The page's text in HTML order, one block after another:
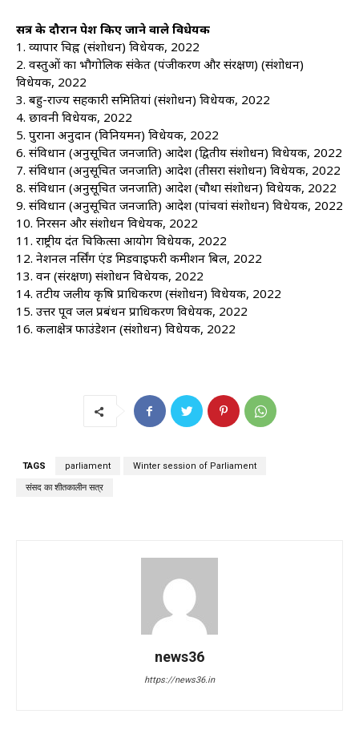
सत्र के दौरान पेश किए जाने वाले विधेयक
1. व्यापार चिह्न (संशोधन) विधेयक, 2022
2. वस्तुओं का भौगोलिक संकेत (पंजीकरण और संरक्षण) (संशोधन)
विधेयक, 2022
3. बहु-राज्य सहकारी समितियां (संशोधन) विधेयक, 2022
4. छावनी विधेयक, 2022
5. पुराना अनुदान (विनियमन) विधेयक, 2022
6. संविधान (अनुसूचित जनजाति) आदेश (द्वितीय संशोधन) विधेयक, 2022
7. संविधान (अनुसूचित जनजाति) आदेश (तीसरा संशोधन) विधेयक, 2022
8. संविधान (अनुसूचित जनजाति) आदेश (चौथा संशोधन) विधेयक, 2022
9. संविधान (अनुसूचित जनजाति) आदेश (पांचवां संशोधन) विधेयक, 2022
10. निरसन और संशोधन विधेयक, 2022
11. राष्ट्रीय दंत चिकित्सा आयोग विधेयक, 2022
12. नेशनल नर्सिंग एंड मिडवाइफरी कमीशन बिल, 2022
13. वन (संरक्षण) संशोधन विधेयक, 2022
14. तटीय जलीय कृषि प्राधिकरण (संशोधन) विधेयक, 2022
15. उत्तर पूर्व जल प्रबंधन प्राधिकरण विधेयक, 2022
16. कलाक्षेत्र फाउंडेशन (संशोधन) विधेयक, 2022
TAGS parliament Winter session of Parliament
संसद का शीतकालीन सत्र
news36
https://news36.in